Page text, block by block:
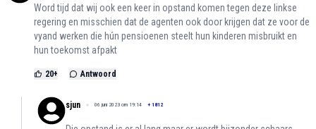
Word tijd dat wij ook een keer in opstand komen tegen deze linkse
regering en misschien dat de agenten ook door krijgen dat ze voor de
vyand werken die hún pensioenen steelt hun kinderen misbruikt en
hun toekomst afpakt
20+ Antwoord
sjun 06 juni 2023 om 19:14 + 1812